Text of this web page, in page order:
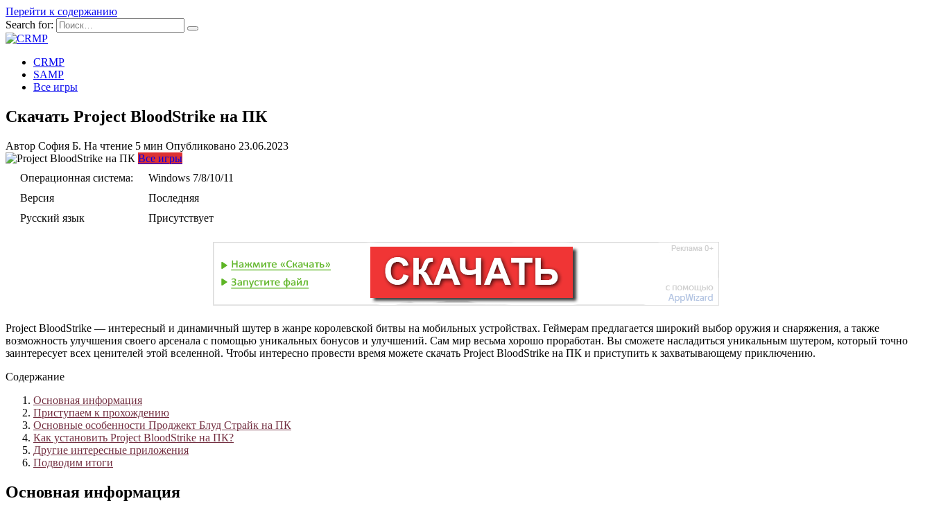
Перейти к содержанию
Search for:
CRMP
SAMP
Все игры
Скачать Project BloodStrike на ПК
Автор София Б. На чтение 5 мин Опубликовано 23.06.2023
Все игры
Операционная система:
Windows 7/8/10/11
Версия
Последняя
Русский язык
Присутствует
Project BloodStrike — интересный и динамичный шутер в жанре королевской битвы на мобильных устройствах. Геймерам предлагается широкий выбор оружия и снаряжения, а также
возможность улучшения своего арсенала с помощью уникальных бонусов и улучшений. Сам мир весьма хорошо проработан. Вы сможете насладиться уникальным шутером, который точно
заинтересует всех ценителей этой вселенной. Чтобы интересно провести время можете скачать Project BloodStrike на ПК и приступить к захватывающему приключению.
Содержание
Основная информация
Приступаем к прохождению
Основные особенности Проджект Блуд Страйк на ПК
Как установить Project BloodStrike на ПК?
Другие интересные приложения
Подводим итоги
Основная информация